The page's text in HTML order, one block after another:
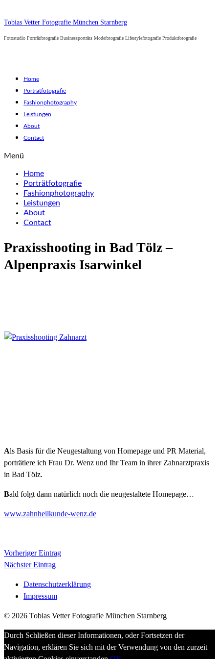
Tobias Vetter Fotografie München Starnberg
Fotostudio Porträtfotografie Businessporträts Modefotografie Lifestylefotografie Produktfotografie
Home
Porträtfotografie
Fashionphotography
Leistungen
About
Contact
Menü
Home
Porträtfotografie
Fashionphotography
Leistungen
About
Contact
Praxisshooting in Bad Tölz –
Alpenpraxis Isarwinkel
Als Basis für die Neugestaltung von Homepage und PR Material,
porträtiere ich Frau Dr. Wenz und Ihr Team in ihrer Zahnarztpraxis
in Bad Tölz.
Bald folgt dann natürlich noch die neugestaltete Homepage…
www.zahnheilkunde-wenz.de
Vorheriger Eintrag
Nächster Eintrag
Datenschutzerklärung
Impressum
© 2026 Tobias Vetter Fotografie München Starnberg
Durch Schließen dieser Informationen, oder Fortsetzen der
Navigation, erklären Sie sich mit der Verwendung von den zurzeit